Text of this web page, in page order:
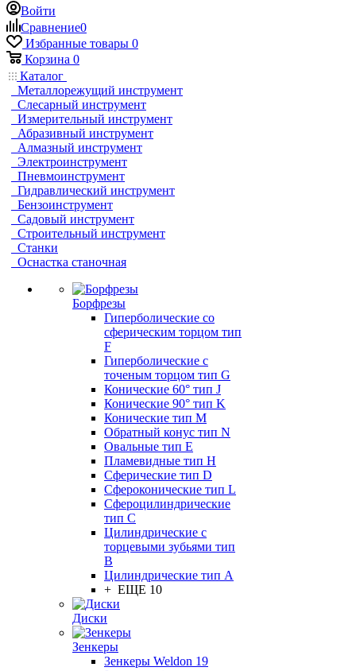
Войти
Сравнение0
Избранные товары 0
Корзина 0
Каталог
Металлорежущий инструмент
Слесарный инструмент
Измерительный инструмент
Абразивный инструмент
Алмазный инструмент
Электроинструмент
Пневмоинструмент
Гидравлический инструмент
Бензоинструмент
Садовый инструмент
Строительный инструмент
Станки
Оснастка станочная
Борфрезы
Гиперболические cо
сферическим торцом тип
F
Гиперболические с
точеным торцом тип G
Конические 60° тип J
Конические 90° тип K
Конические тип M
Обратный конус тип N
Овальные тип E
Пламевидные тип H
Сферические тип D
Сфероконические тип L
Сфероцилиндрические
тип C
Цилиндрические с
торцевыми зубьями тип
B
Цилиндрические тип А
+ ЕЩЕ 10
Диски
Зенкеры
Зенкеры Weldon 19